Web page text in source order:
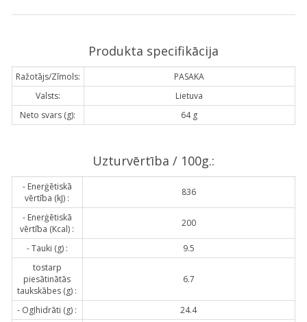
Produkta specifikācija
Ražotājs/Zīmols:
PASAKA
Valsts:
Lietuva
Neto svars (g):
64 g
Uzturvērtība / 100g.:
- Enerģētiskā
vērtība (kJ) :
836
- Enerģētiskā
vērtība (Kcal) :
200
- Tauki (g) :
9.5
tostarp
piesātinātās
taukskābes (g) :
6.7
- Ogļhidrāti (g) :
24.4